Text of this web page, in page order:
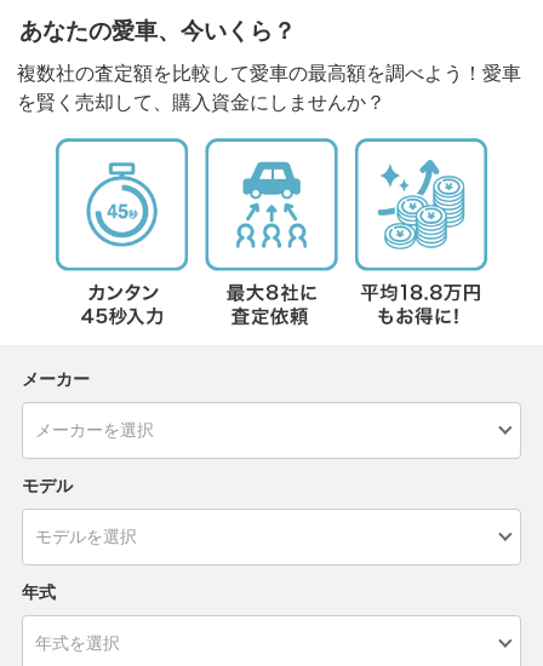
あなたの愛車、今いくら？
複数社の査定額を比較して愛車の最高額を調べよう！愛車
を賢く売却して、購入資金にしませんか？
メーカー
モデル
年式